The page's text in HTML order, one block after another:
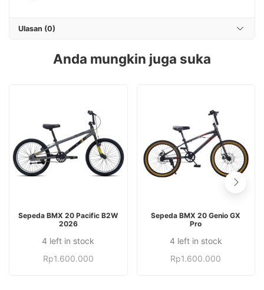
Ulasan (0)
Anda mungkin juga suka
PILIH OPSI
Sepeda BMX 20 Pacific B2W
2026
4 left in stock
Rp1.600.000
Produk
ini
PILIH OPSI
Sepeda BMX 20 Genio GX
Pro
4 left in stock
Rp1.600.000
Produk
ini